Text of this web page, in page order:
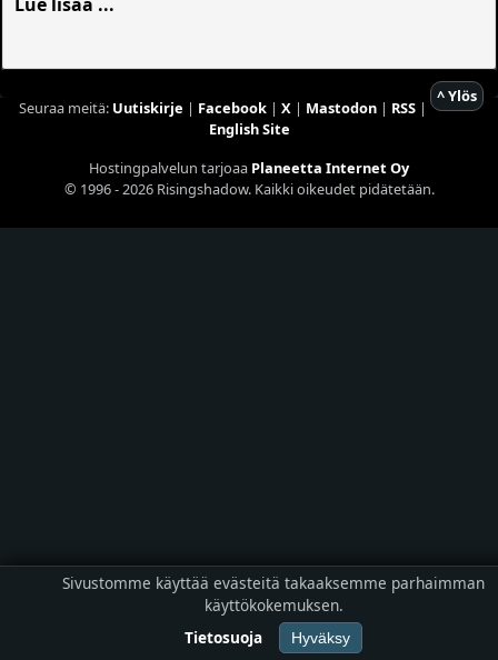
^ Ylös
Seuraa meitä: Uutiskirje | Facebook| X| Mastodon| RSS|
English Site
Hostingpalvelun tarjoaa Planeetta Internet Oy
© 1996 - 2026 Risingshadow. Kaikki oikeudet pidätetään.
Sivustomme käyttää evästeitä takaaksemme parhaimman
käyttökokemuksen.
Tietosuoja
Hyväksy